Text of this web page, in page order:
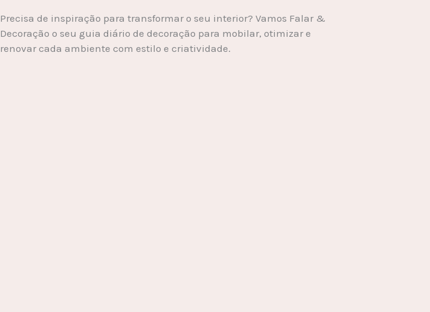
Precisa de inspiração para transformar o seu interior? Vamos Falar &
Decoração o seu guia diário de decoração para mobilar, otimizar e
renovar cada ambiente com estilo e criatividade.